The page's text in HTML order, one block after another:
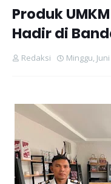
Produk
Hadir di
Redaksi Minggu,